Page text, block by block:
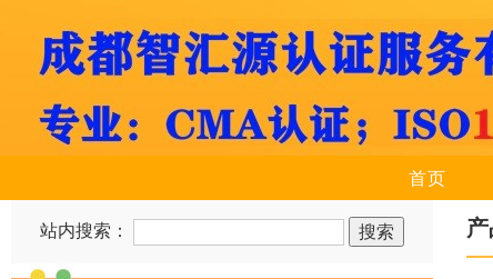
首页
站内搜索：